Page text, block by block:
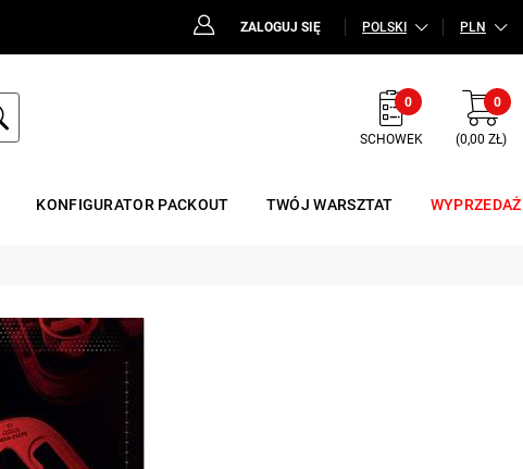
ZALOGUJ SIĘ POLSKI PLN
0
SCHOWEK
0
(0,00 ZŁ)
KONFIGURATOR PACKOUT TWÓJ WARSZTAT WYPRZEDAŻ